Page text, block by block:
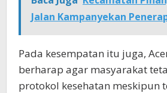
Jalan Kampanyekan
Pada kesempatan itu juga,
berharap agar masyarakat
protokol kesehatan meskipun